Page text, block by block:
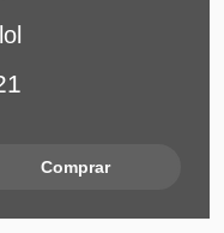
Comprar